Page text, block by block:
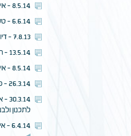
8.5.14 - אין להוסיף לעסקאות במגזר הערבי 20% לעסקאות המדווחות לשלטונות המס
6.6.14 - טענת התיישנות אינה מונעת רישום זכות במקרקעין על שם הרוכש שעה שהמוכר קיבל את מלוא התמורה בעד זכות זו.
7.8.13 - דיור חלוף סביר איננו דיור חלוף חדש
13.5.14 - החצר אינה חלק מהמושכר ע"פ הסכם דיירות מוגנת מול עמידר
8.5.14 - אין לקבל הנחה עובדתית בדבר דיווח חסר של עסקאות במגזר הערבי ללא הוכחה ראייתית
26.3.14 - פסק דין בערעור של בית המשפט המחוזי בת"א- פינוי דייר מקרקעין חרף קיומו של חוזה שכירות תקף מול חברת עמידר
לתכנון
6.4.14 - אין ברישיון עסק לצמיתות כדי להעניק זכות שימוש קניינית במקרקעין - ת"א 32768-05-11 (שלום נתניה) רכבת ישראל בע"מ נ' מוניות לניאדו - רכבת בע"מ